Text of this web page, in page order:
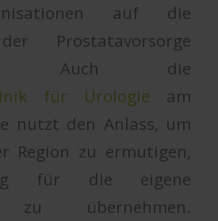
auf die
Prostatavorsorge
Auch die
für Urologie am
nutzt den Anlass, um
Region zu ermutigen,
für die eigene
zu übernehmen.